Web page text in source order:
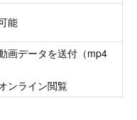
能
画データを送付（mp4
ンライン閲覧